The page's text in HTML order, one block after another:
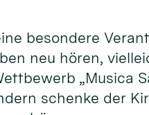
besondere
neu hören,
„Musica
schenke der